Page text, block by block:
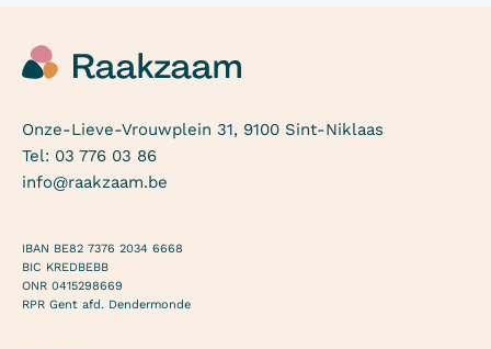
Onze-Lieve-Vrouwplein 31, 9100 Sint-Niklaas
Tel: 03 776 03 86
info@raakzaam.be
IBAN BE82 7376 2034 6668
BIC KREDBEBB
ONR 0415298669
RPR Gent afd. Dendermonde